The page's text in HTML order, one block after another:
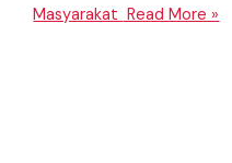
Masyarakat Read More »